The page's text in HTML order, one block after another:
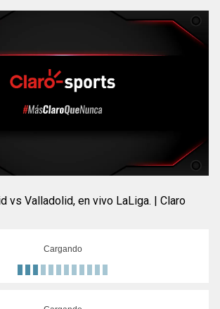
vs Valladolid, en vivo LaLiga. | Claro
Cargando